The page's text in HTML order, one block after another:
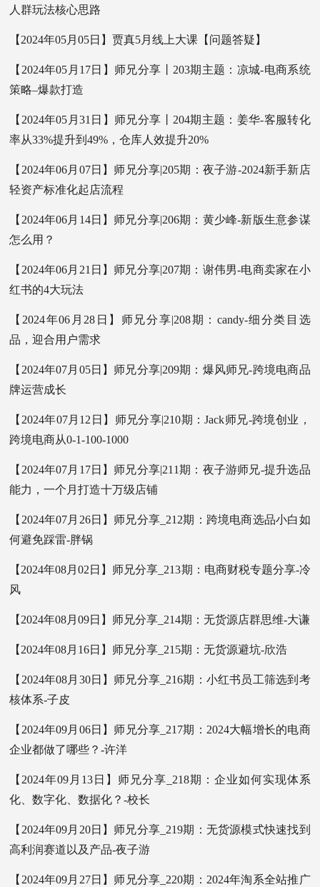
人群玩法核心思路
【2024年05月05日】贾真5月线上大课【问题答疑】
【2024年05月17日】师兄分享丨203期主题：凉城-电商系统
策略–爆款打造
【2024年05月31日】师兄分享丨204期主题：姜华-客服转化
率从33%提升到49%，仓库人效提升20%
【2024年06月07日】师兄分享|205期：夜子游-2024新手新店
轻资产标准化起店流程
【2024年06月14日】师兄分享|206期：黄少峰-新版生意参谋
怎么用？
【2024年06月21日】师兄分享|207期：谢伟男-电商卖家在小
红书的4大玩法
【2024年06月28日】师兄分享|208期：candy-细分类目选
品，迎合用户需求
【2024年07月05日】师兄分享|209期：爆风师兄-跨境电商品
牌运营成长
【2024年07月12日】师兄分享|210期：Jack师兄-跨境创业，
跨境电商从0-1-100-1000
【2024年07月17日】师兄分享|211期：夜子游师兄-提升选品
能力，一个月打造十万级店铺
【2024年07月26日】师兄分享_212期：跨境电商选品小白如
何避免踩雷-胖锅
【2024年08月02日】师兄分享_213期：电商财税专题分享-冷
风
【2024年08月09日】师兄分享_214期：无货源店群思维-大谦
【2024年08月16日】师兄分享_215期：无货源避坑-欣浩
【2024年08月30日】师兄分享_216期：小红书员工筛选到考
核体系-子皮
【2024年09月06日】师兄分享_217期：2024大幅增长的电商
企业都做了哪些？-许洋
【2024年09月13日】师兄分享_218期：企业如何实现体系
化、数字化、数据化？-校长
【2024年09月20日】师兄分享_219期：无货源模式快速找到
高利润赛道以及产品-夜子游
【2024年09月27日】师兄分享_220期：2024年淘系全站推广